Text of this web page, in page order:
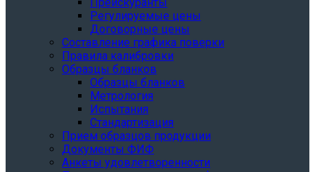
Регулируемые цены
Договорные цены
Составление графика поверки
Правила калибровки
Образцы бланков
Образцы бланков
Метрология
Испытания
Стандартизация
Прием образцов продукции
Документы ФИФ
Анкеты удовлетворенности